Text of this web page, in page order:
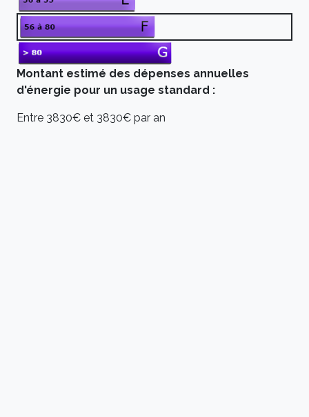
Montant estimé des dépenses annuelles
d'énergie pour un usage standard :
Entre 3830€ et 3830€ par an